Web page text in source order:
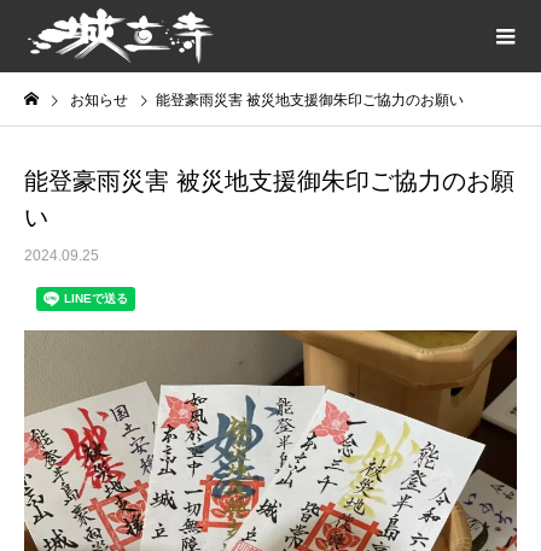
お知らせ 能登豪雨災害 被災地支援御朱印ご協力のお願い
能登豪雨災害 被災地支援御朱印ご協力のお願
い
2024.09.25